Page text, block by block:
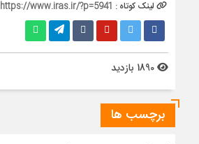
لینک کوتاه : https://www.iras.ir/?p=5941
برچسب ها